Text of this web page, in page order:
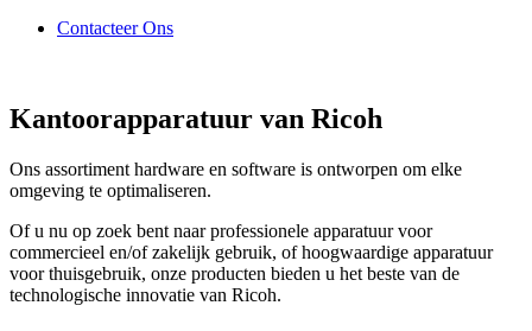
Contacteer Ons
Kantoorapparatuur van Ricoh
Ons assortiment hardware en software is ontworpen om elke
omgeving te optimaliseren.
Of u nu op zoek bent naar professionele apparatuur voor
commercieel en/of zakelijk gebruik, of hoogwaardige apparatuur
voor thuisgebruik, onze producten bieden u het beste van de
technologische innovatie van Ricoh.